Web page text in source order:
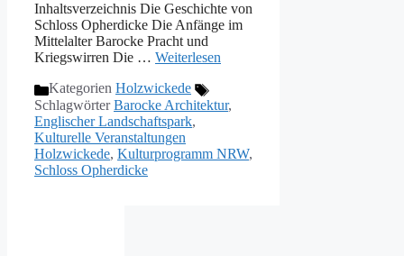
Inhaltsverzeichnis Die Geschichte von
Schloss Opherdicke Die Anfänge im
Mittelalter Barocke Pracht und
Kriegswirren Die … Weiterlesen
Kategorien Holzwickede
SchlagwörterBarocke Architektur,
Englischer Landschaftspark,
Kulturelle Veranstaltungen
Holzwickede, Kulturprogramm NRW,
Schloss Opherdicke